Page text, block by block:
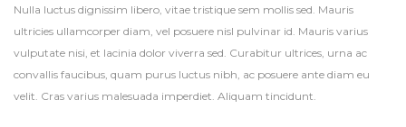
Nulla luctus dignissim libero, vitae tristique sem mollis sed. Mauris
ultricies ullamcorper diam, vel posuere nisl pulvinar id. Mauris varius
vulputate nisi, et lacinia dolor viverra sed. Curabitur ultrices, urna ac
convallis faucibus, quam purus luctus nibh, ac posuere ante diam eu
velit. Cras varius malesuada imperdiet. Aliquam tincidunt.